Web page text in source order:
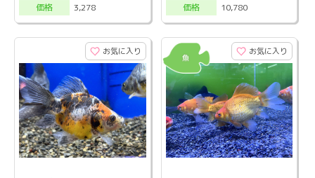
価格
3,278
価格
10,780
お気に入り お気に入り